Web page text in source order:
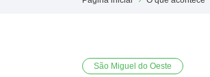
São Miguel do Oeste